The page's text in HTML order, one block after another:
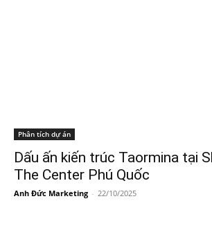
Phân tích dự án
Dấu ấn kiến trúc Taormina tại
The Center Phú Quốc
Anh Đức Marketing - 22/10/2025